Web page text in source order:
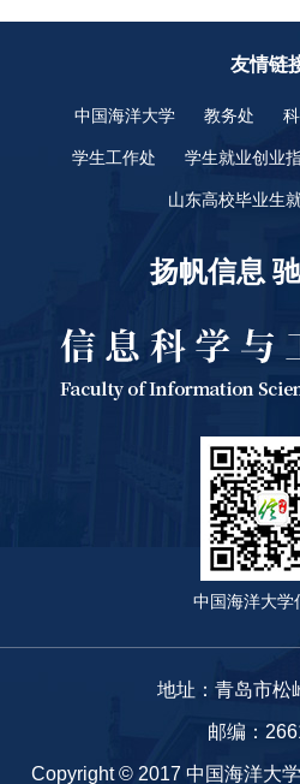
友情链
中国海洋大学 教务处
学生工作处 学生就业创业
山东高校毕业生
扬帆信息
中国海洋大学
地址：青岛市松
邮编：
Copyright © 2017 中国海洋大